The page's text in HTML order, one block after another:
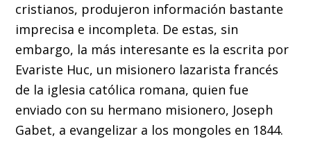
cristianos, produjeron información bastante
imprecisa e incompleta. De estas, sin
embargo, la más interesante es la escrita por
Evariste Huc, un misionero lazarista francés
de la iglesia católica romana, quien fue
enviado con su hermano misionero, Joseph
Gabet, a evangelizar a los mongoles en 1844.